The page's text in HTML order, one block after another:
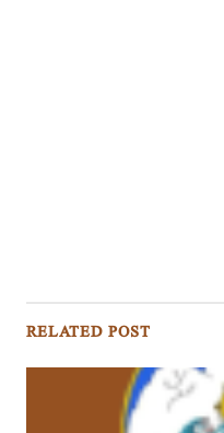
RELATED POST